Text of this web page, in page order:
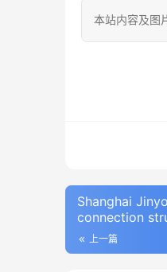
本站内容及图
Shanghai
connection
door cover.
上一篇